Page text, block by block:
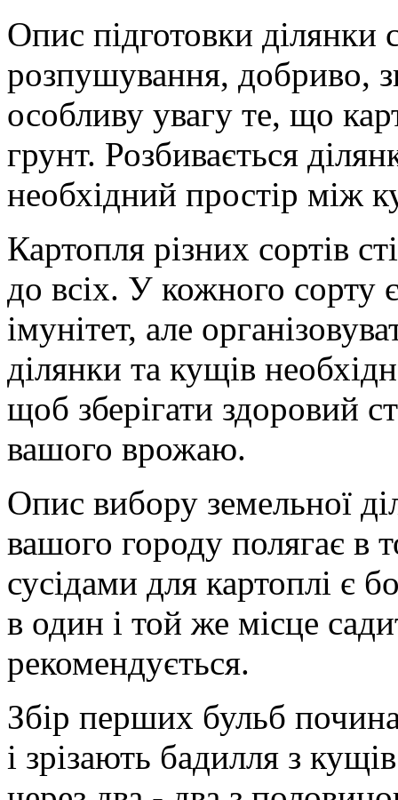
Опис підготовки ділянки
розпушування, добриво,
особливу увагу те, що
грунт. Розбивається
необхідний простір між
Картопля різних сортів
до всіх. У кожного сорту
імунітет, але
ділянки та кущів
щоб зберігати здоровий
вашого врожаю.
Опис вибору земельної
вашого городу полягає
сусідами для картоплі є
в один і той же місце
рекомендується.
Збір перших бульб
і зрізають бадилля з